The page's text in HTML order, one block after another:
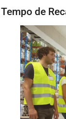
Tempo de